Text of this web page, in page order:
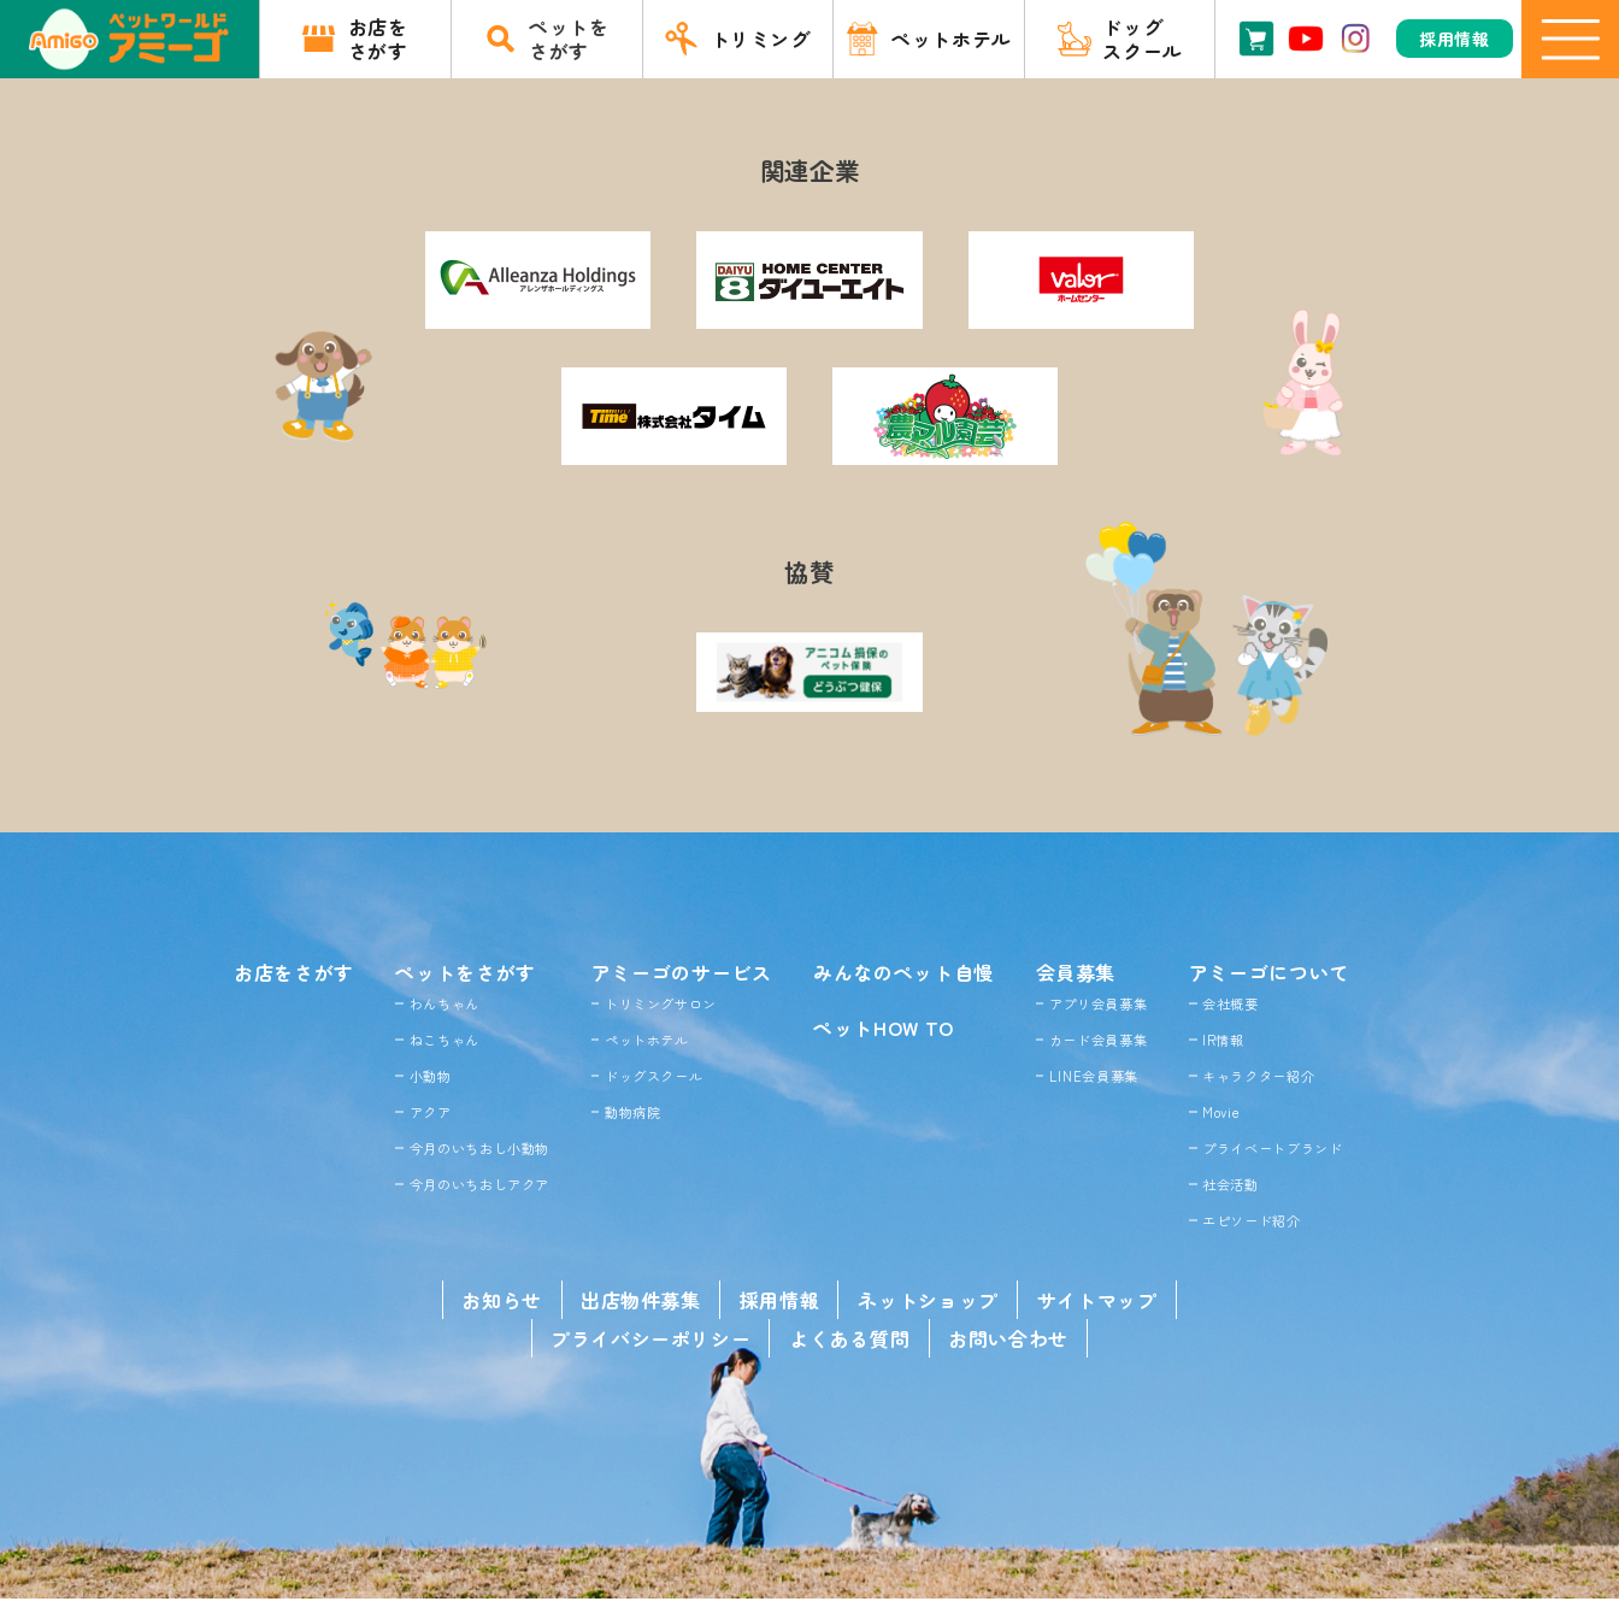
お店を
さがす
ペットを
さがす
トリミング ペットホテル
ドッグ
スクール
採用情報
関連企業
協賛
お店をさがす ペットをさがす
わんちゃん
ねこちゃん
小動物
アクア
今月のいちおし小動物
今月のいちおしアクア
アミーゴのサービス
トリミングサロン
ペットホテル
ドッグスクール
動物病院
みんなのペット自慢
ペットHOW TO
会員募集
アプリ会員募集
カード会員募集
LINE会員募集
アミーゴについて
会社概要
IR情報
キャラクター紹介
Movie
プライベートブランド
社会活動
エピソード紹介
お知らせ 出店物件募集 採用情報 ネットショップ
サイトマップ
プライバシーポリシー
よくある質問 お問い合わせ